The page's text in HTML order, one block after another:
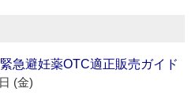
緊急避妊薬OTC適正販売ガイド
(金)